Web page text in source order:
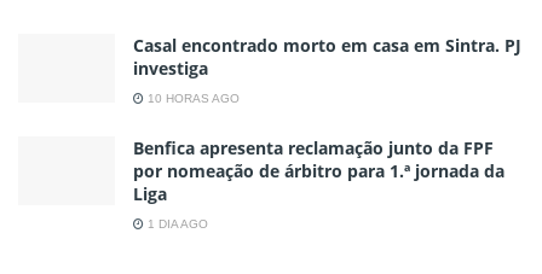
Casal encontrado morto em casa em Sintra. PJ
investiga
10 HORAS AGO
Benfica apresenta reclamação junto da FPF
por nomeação de árbitro para 1.ª jornada da
Liga
1 DIA AGO